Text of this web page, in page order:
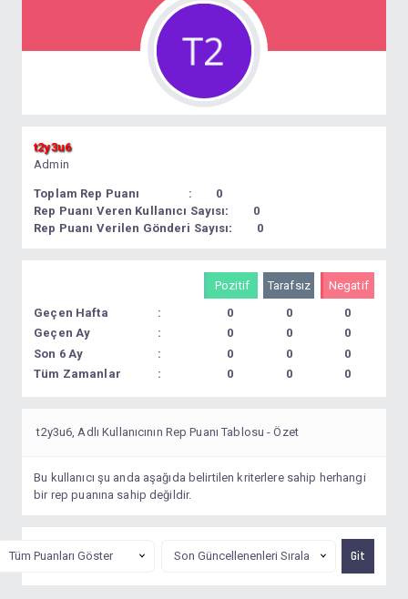
t2y3u6
Admin
Toplam Rep Puanı
0
Rep Puanı Veren Kullanıcı Sayısı:
0
Rep Puanı Verilen Gönderi Sayısı:
0
Pozitif Tarafsız Negatif
Geçen Hafta 0 0
0
Geçen Ay
0 0
0
Son 6 Ay
0 0
0
Tüm Zamanlar
0 0 0
t2y3u6, Adlı Kullanıcının Rep Puanı Tablosu - Özet
Bu kullanıcı şu anda aşağıda belirtilen kriterlere sahip herhangi
bir rep puanına sahip değildir.